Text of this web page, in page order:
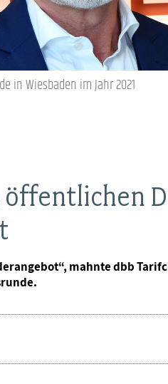
Ideencampus
Akademie
Verlag
in Wiesbaden im Jahr 2021
mahnte dbb